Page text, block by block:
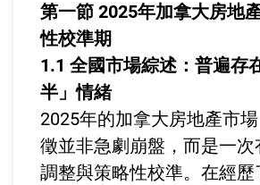
第一節 2025年加拿大房地
性校準期
1.1 全國市場綜述：普遍存
半」情緒
2025年的加拿大房地產市
徵並非急劇崩盤，而是一
調整與策略性校準。在經